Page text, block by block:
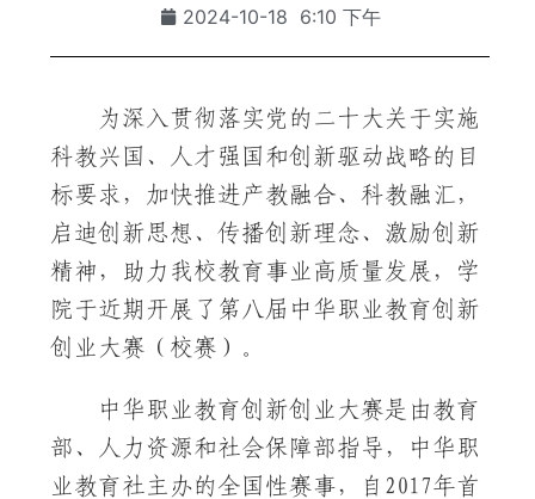
2024-10-18 6:10 下午
为深入贯彻落实党的二十大关于实施
科教兴国、人才强国和创新驱动战略的目
标要求，加快推进产教融合、科教融汇，
启迪创新思想、传播创新理念、激励创新
精神，助力我校教育事业高质量发展，学
院于近期开展了第八届中华职业教育创新
创业大赛（校赛）。
中华职业教育创新创业大赛是由教育
部、人力资源和社会保障部指导，中华职
业教育社主办的全国性赛事，自2017年首